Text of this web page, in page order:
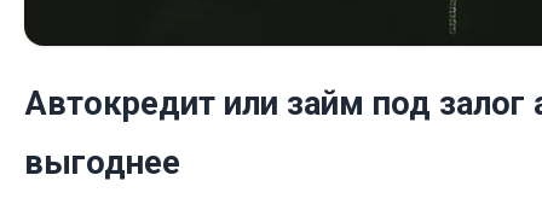
Автокредит или займ под залог
выгоднее